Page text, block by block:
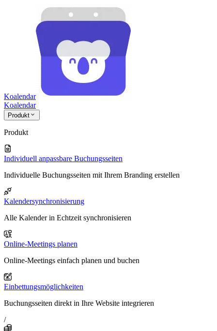
Koalendar
Koalendar
Produkt
Produkt
Individuell anpassbare Buchungsseiten
Individuelle Buchungsseiten mit Ihrem Branding erstellen
Kalendersynchronisierung
Alle Kalender in Echtzeit synchronisieren
Online-Meetings planen
Online-Meetings einfach planen und buchen
Einbettungsmöglichkeiten
Buchungsseiten direkt in Ihre Website integrieren
/